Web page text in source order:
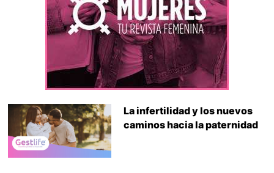
La infertilidad y los nuevos
caminos hacia la paternidad